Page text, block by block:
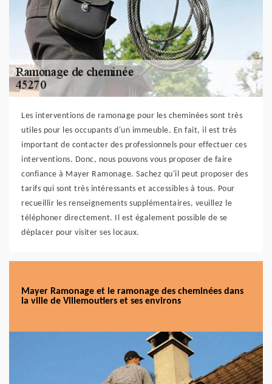
Les interventions de ramonage pour les cheminées sont très
utiles pour les occupants d'un immeuble. En fait, il est très
important de contacter des professionnels pour effectuer ces
interventions. Donc, nous pouvons vous proposer de faire
confiance à Mayer Ramonage. Sachez qu'il peut proposer des
tarifs qui sont très intéressants et accessibles à tous. Pour
recueillir les renseignements supplémentaires, veuillez le
téléphoner directement. Il est également possible de se
déplacer pour visiter ses locaux.
Mayer Ramonage et le ramonage des cheminées dans
la ville de Villemoutiers et ses environs